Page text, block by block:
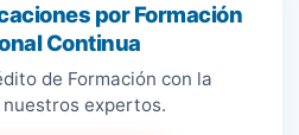
por Formación
Continua
de Formación con la
expertos.